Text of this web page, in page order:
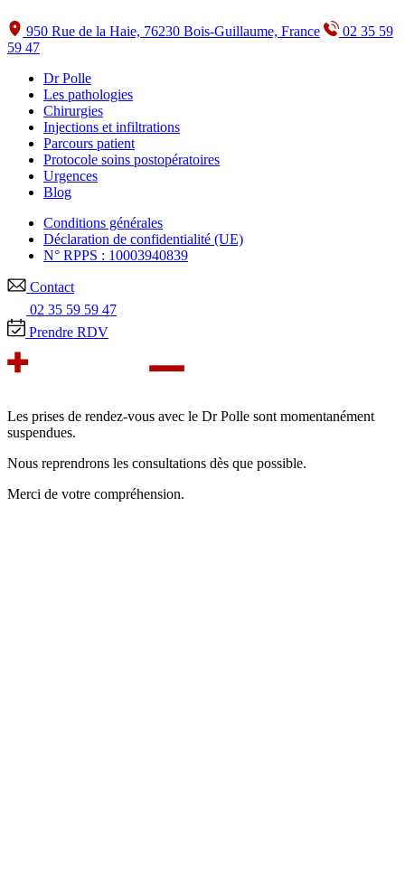
950 Rue de la Haie, 76230 Bois-Guillaume, France
02 35 59
59 47
Dr Polle
Les pathologies
Chirurgies
Injections et infiltrations
Parcours patient
Protocole soins postopératoires
Urgences
Blog
Conditions générales
Déclaration de confidentialité (UE)
N° RPPS : 10003940839
Contact
02 35 59 59 47
Prendre RDV
Les prises de rendez-vous avec le Dr Polle sont momentanément
suspendues.
Nous reprendrons les consultations dès que possible.
Merci de votre compréhension.